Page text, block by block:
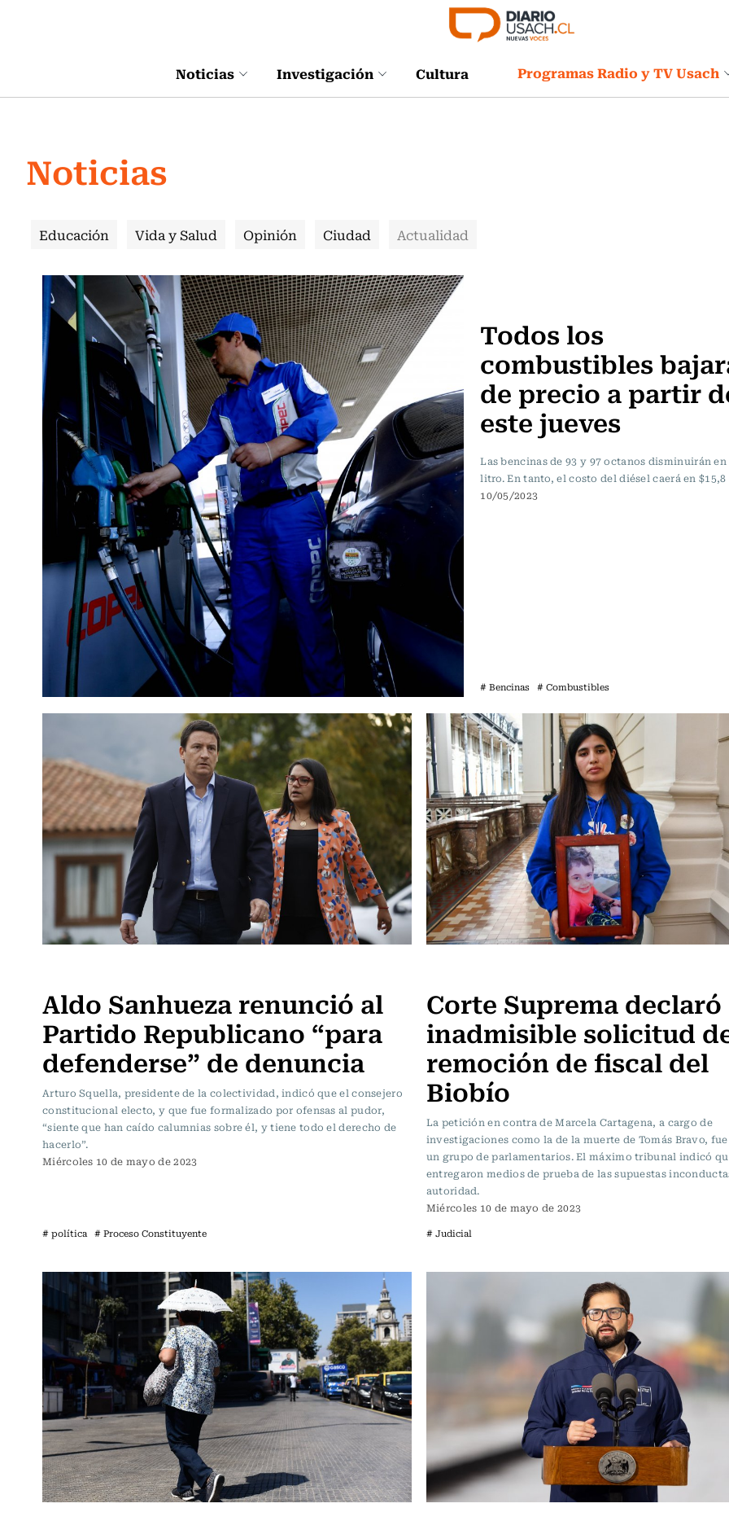
Noticias Investigación Cultura Programas Radio y TV Usach
Noticias
Educación Vida y Salud Opinión Ciudad Actualidad
Todos los
combustibles
de precio a partir
este jueves
Las bencinas de 93 y 97 octanos disminuirán en
litro. En tanto, el costo del diésel caerá en
10/05/2023
# Bencinas # Combustibles
Aldo Sanhueza renunció al
Partido Republicano “para
defenderse” de denuncia
Arturo Squella, presidente de la colectividad, indicó que el consejero
constitucional electo, y que fue formalizado por ofensas al pudor,
“siente que han caído calumnias sobre él, y tiene todo el derecho de
hacerlo”.
Miércoles 10 de mayo de 2023
# política # Proceso Constituyente
Corte Suprema declaró
inadmisible solicitud
remoción de fiscal del
Biobío
La petición en contra de Marcela Cartagena, a cargo de
investigaciones como la de la muerte de Tomás Bravo,
un grupo de parlamentarios. El máximo tribunal indicó
entregaron medios de prueba de las supuestas
autoridad.
Miércoles 10 de mayo de 2023
# Judicial